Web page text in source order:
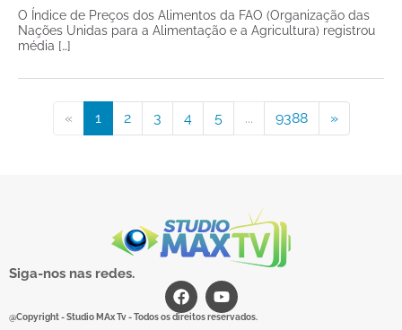
O Índice de Preços dos Alimentos da FAO (Organização das
Nações Unidas para a Alimentação e a Agricultura) registrou
média […]
« 1 2 3 4 5 ... 9388 »
Siga-nos nas redes.
@Copyright - Studio MAx Tv - Todos os direitos reservados.